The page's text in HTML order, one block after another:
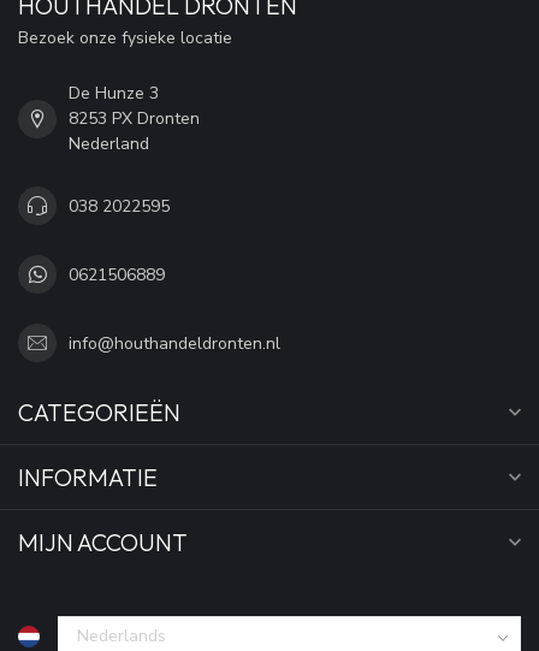
Bezoek onze fysieke locatie
De Hunze 3
8253 PX Dronten
Nederland
038 2022595
0621506889
info@houthandeldronten.nl
CATEGORIEËN
INFORMATIE
MIJN ACCOUNT